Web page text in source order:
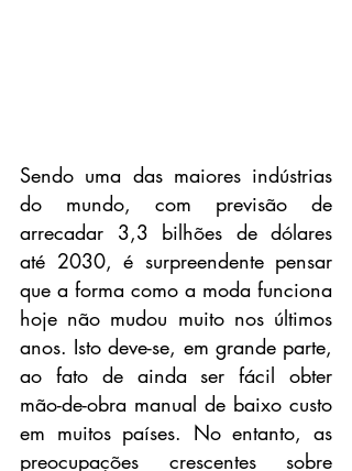
Sendo uma das maiores indústrias
do mundo, com previsão de
arrecadar 3,3 bilhões de dólares
até 2030, é surpreendente pensar
que a forma como a moda funciona
hoje não mudou muito nos últimos
anos. Isto deve-se, em grande parte,
ao fato de ainda ser fácil obter
mão-de-obra manual de baixo custo
em muitos países. No entanto, as
preocupações crescentes sobre